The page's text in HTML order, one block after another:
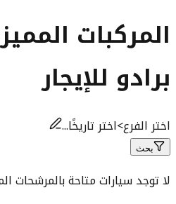
المركبات
برادو للإيجار
اختر الفرع>اختر تاريخًا...
بحث
لا توجد سيارات متاحة بالمرشحات